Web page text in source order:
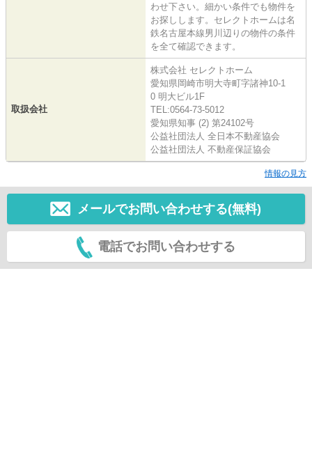
わせ下さい。細かい条件でも物件を
お探しします。セレクトホームは名
鉄名古屋本線男川辺りの物件の条件
を全て確認できます。
取扱会社
株式会社 セレクトホーム
愛知県岡崎市明大寺町字諸神10-1
0 明大ビル1F
TEL:0564-73-5012
愛知県知事 (2) 第24102号
公益社団法人 全日本不動産協会
公益社団法人 不動産保証協会
情報の見方
メールでお問い合わせする(無料)
電話でお問い合わせする